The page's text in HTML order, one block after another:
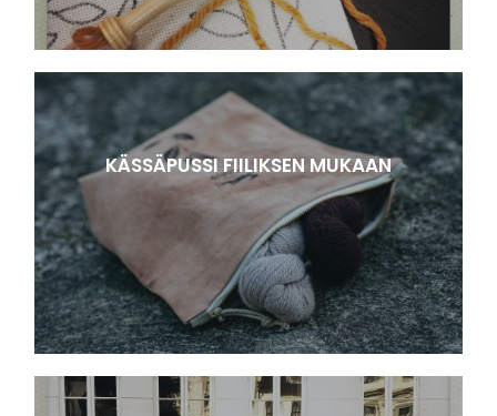
KÄSSÄPUSSI FIILIKSEN MUKAAN